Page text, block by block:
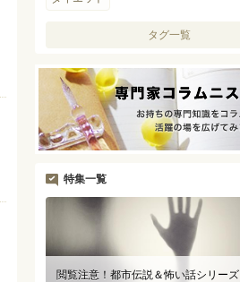
タグ一覧
特集一覧
閲覧注意！都市伝説＆怖い話シリーズ